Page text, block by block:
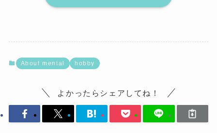
About mental hobby
よかったらシェアしてね！